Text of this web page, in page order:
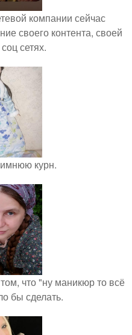
компании сейчас
своего контента, своей
сетях.
курн.
что "ну маникюр то всё
бы сделать.